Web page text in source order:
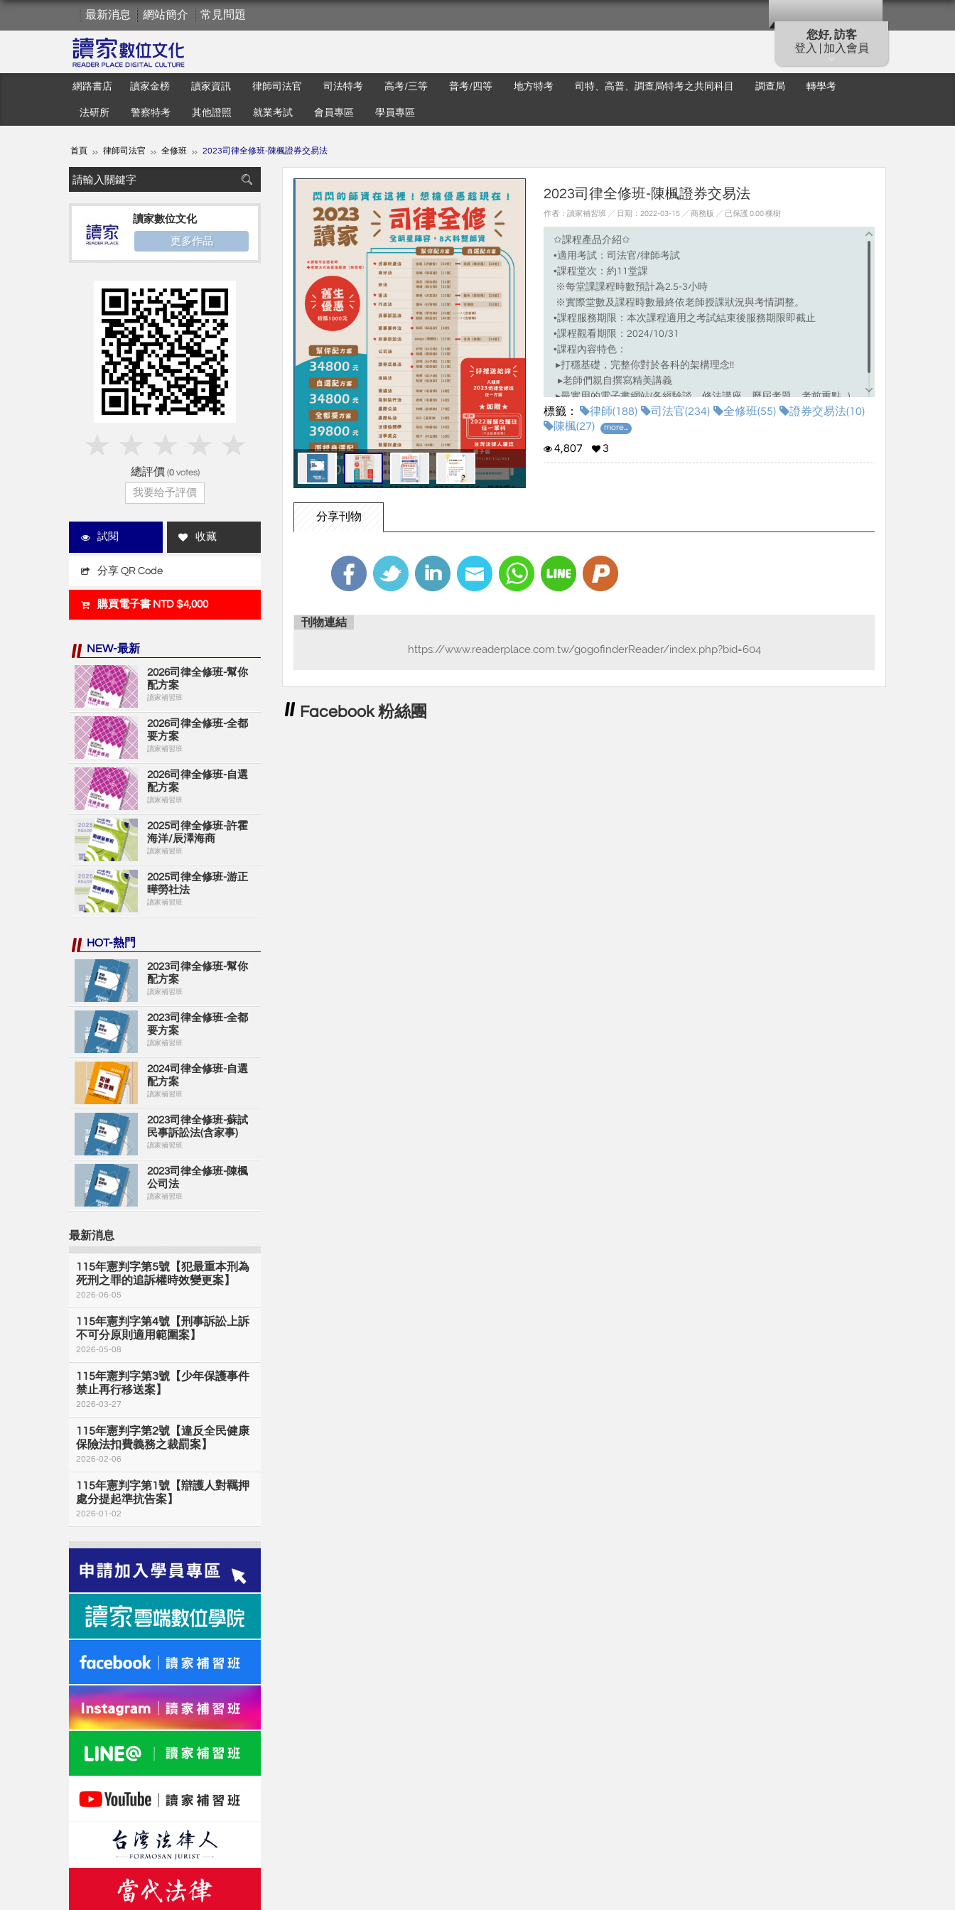
您好, 訪客
登入 | 加入會員
最新消息 網站簡介 常見問題
網路書店 讀家金榜 讀家資訊 律師司法官 司法特考 高考/三等 普考/四等 地方特考 司特、高普、調查局特考之共同科目 調查局 轉學考
法研所 警察特考 其他證照 就業考試 會員專區 學員專區
首頁 律師司法官 全修班 2023司律全修班-陳楓證券交易法
2023司律全修班-陳楓證券交易法
作者：讀家補習班 ╱ 日期：2022-03-15 ╱ 商務版 ╱ 已保護 0.00 棵樹
✩課程產品介紹✩
•適用考試：司法官/律師考試
•課程堂次：約11堂課
※每堂課課程時數預計為2.5-3小時
※實際堂數及課程時數最終依老師授課狀況與考情調整。
•課程服務期限：本次課程適用之考試結束後服務期限即截止
•課程觀看期限：2024/10/31
•課程內容特色：
▸打穩基礎，完整你對於各科的架構理念!!
▸老師們親自撰寫精美講義
▸最實用的電子書網站(各經驗談、修法講座、歷屆考題、考前重點...)
標籤： 律師(188) 司法官(234) 全修班(55)
證券交易法(10)
陳楓(27)
more...
4,807 3
分享刊物
刊物連結
https://www.readerplace.com.tw/gogofinderReader/index.php?bid=604
Facebook 粉絲團
讀家數位文化
更多作品
總評價 (0votes)
我要给予評價
試閱 收藏
分享 QR Code
購買電子書 NTD $4,000
NEW-最新
2026司律全修班-幫你
配方案
讀家補習班
2026司律全修班-全都
要方案
讀家補習班
2026司律全修班-自選
配方案
讀家補習班
2025司律全修班-許霍
海洋/辰澤海商
讀家補習班
2025司律全修班-游正
曄勞社法
讀家補習班
HOT-熱門
2023司律全修班-幫你
配方案
讀家補習班
2023司律全修班-全都
要方案
讀家補習班
2024司律全修班-自選
配方案
讀家補習班
2023司律全修班-蘇試
民事訴訟法(含家事)
讀家補習班
2023司律全修班-陳楓
公司法
讀家補習班
最新消息
115年憲判字第5號【犯最重本刑為
死刑之罪的追訴權時效變更案】
2026-06-05
115年憲判字第4號【刑事訴訟上訴
不可分原則適用範圍案】
2026-05-08
115年憲判字第3號【少年保護事件
禁止再行移送案】
2026-03-27
115年憲判字第2號【違反全民健康
保險法扣費義務之裁罰案】
2026-02-06
115年憲判字第1號【辯護人對羈押
處分提起準抗告案】
2026-01-02